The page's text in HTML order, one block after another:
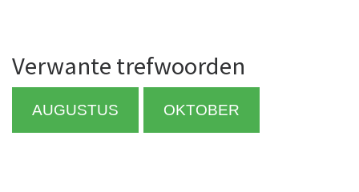
Verwante trefwoorden
AUGUSTUS OKTOBER